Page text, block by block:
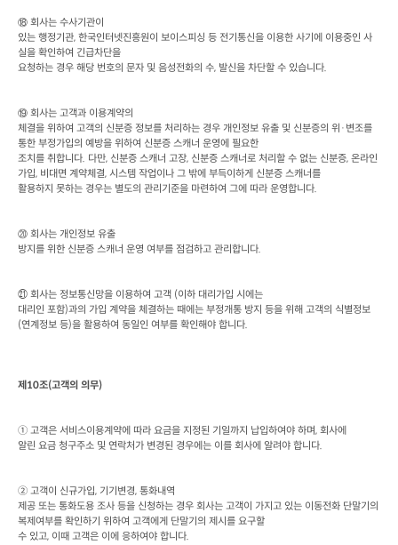
⑱ 회사는 수사기관이
있는 행정기관, 한국인터넷진흥원이 보이스피싱 등 전기통신을 이용한 사기에 이용중인 사
실을 확인하여 긴급차단을
요청하는 경우 해당 번호의 문자 및 음성전화의 수, 발신을 차단할 수 있습니다.
⑲ 회사는 고객과 이용계약의
체결을 위하여 고객의 신분증 정보를 처리하는 경우 개인정보 유출 및 신분증의 위·변조를
통한 부정가입의 예방을 위하여 신분증 스캐너 운영에 필요한
조치를 취합니다. 다만, 신분증 스캐너 고장, 신분증 스캐너로 처리할 수 없는 신분증, 온라인
가입, 비대면 계약체결, 시스템 작업이나 그 밖에 부득이하게 신분증 스캐너를
활용하지 못하는 경우는 별도의 관리기준을 마련하여 그에 따라 운영합니다.
⑳ 회사는 개인정보 유출
방지를 위한 신분증 스캐너 운영 여부를 점검하고 관리합니다.
㉑ 회사는 정보통신망을 이용하여 고객 (이하 대리가입 시에는
대리인 포함)과의 가입 계약을 체결하는 때에는 부정개통 방지 등을 위해 고객의 식별정보
(연계정보 등)을 활용하여 동일인 여부를 확인해야 합니다.
제 10조(고객의 의무)
① 고객은 서비스이용계약에 따라 요금을 지정된 기일까지 납입하여야 하며, 회사에
알린 요금 청구주소 및 연락처가 변경된 경우에는 이를 회사에 알려야 합니다.
② 고객이 신규가입, 기기변경, 통화내역
제공 또는 통화도용 조사 등을 신청하는 경우 회사는 고객이 가지고 있는 이동전화 단말기의
복제여부를 확인하기 위하여 고객에게 단말기의 제시를 요구할
수 있고, 이때 고객은 이에 응하여야 합니다.